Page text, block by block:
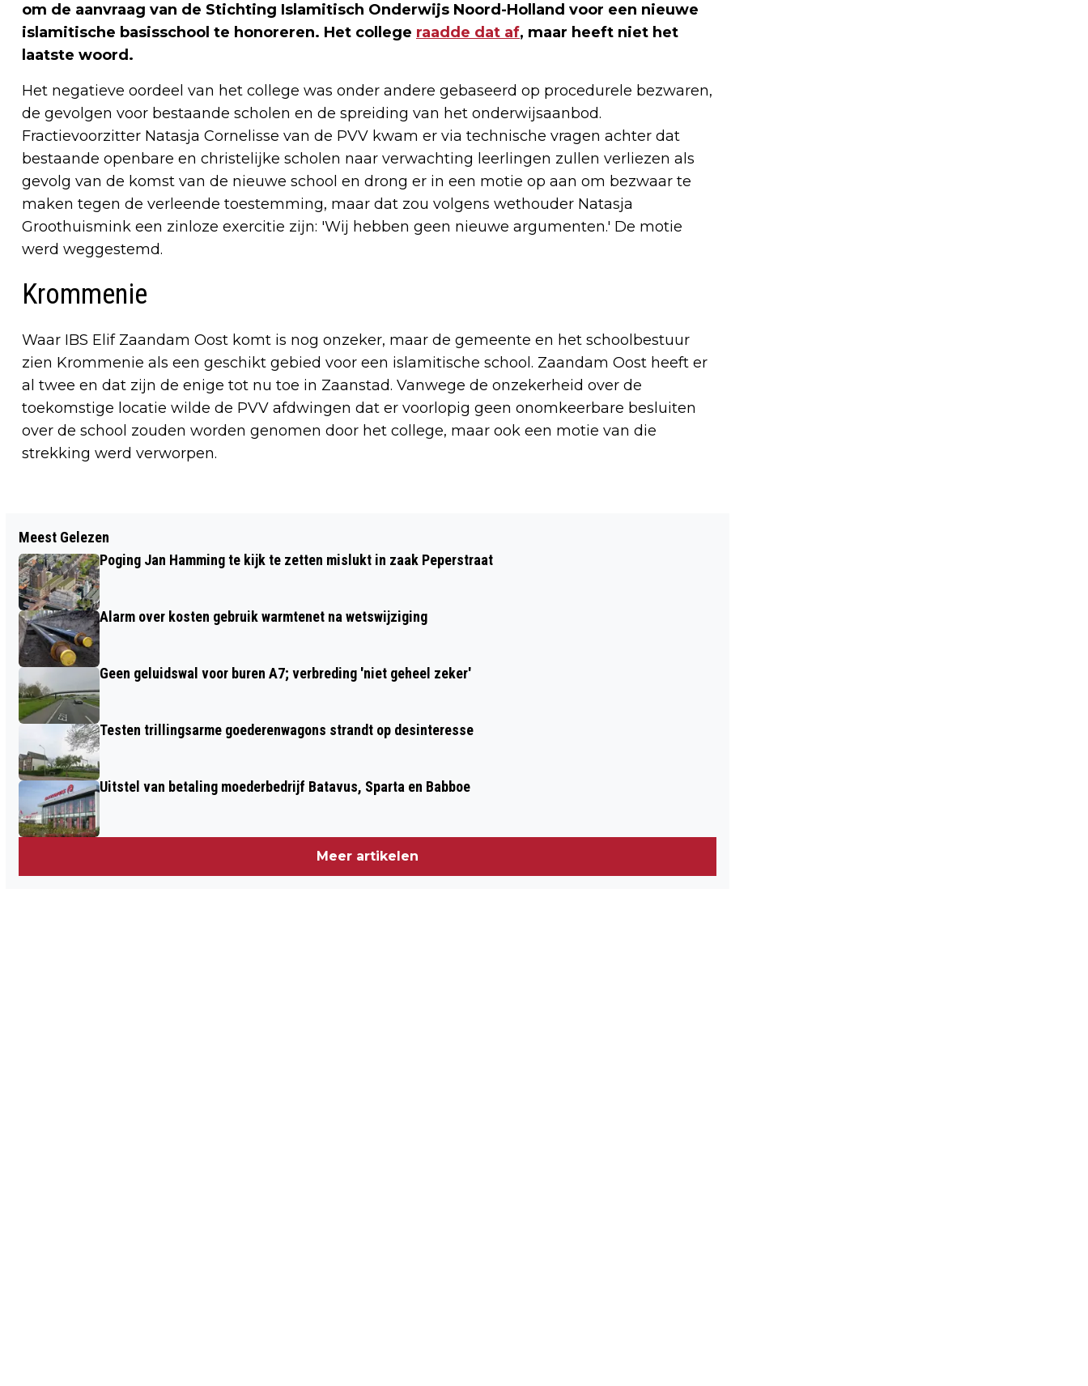
om de aanvraag van de Stichting Islamitisch Onderwijs Noord-Holland voor een nieuwe
islamitische basisschool te honoreren. Het college raadde dat af, maar heeft niet het
laatste woord.
Het negatieve oordeel van het college was onder andere gebaseerd op procedurele bezwaren,
de gevolgen voor bestaande scholen en de spreiding van het onderwijsaanbod.
Fractievoorzitter Natasja Cornelisse van de PVV kwam er via technische vragen achter dat
bestaande openbare en christelijke scholen naar verwachting leerlingen zullen verliezen als
gevolg van de komst van de nieuwe school en drong er in een motie op aan om bezwaar te
maken tegen de verleende toestemming, maar dat zou volgens wethouder Natasja
Groothuismink een zinloze exercitie zijn: 'Wij hebben geen nieuwe argumenten.' De motie
werd weggestemd.
Krommenie
Waar IBS Elif Zaandam Oost komt is nog onzeker, maar de gemeente en het schoolbestuur
zien Krommenie als een geschikt gebied voor een islamitische school. Zaandam Oost heeft er
al twee en dat zijn de enige tot nu toe in Zaanstad. Vanwege de onzekerheid over de
toekomstige locatie wilde de PVV afdwingen dat er voorlopig geen onomkeerbare besluiten
over de school zouden worden genomen door het college, maar ook een motie van die
strekking werd verworpen.
RUIM 700 HANDTEKENINGEN VOOR
BEHOUD INLOOPVOORZIENING
DAKLOZEN
INCLUSIE MENSEN MET EEN BEPERKING
Meest Gelezen
Poging Jan Hamming te kijk te zetten mislukt in zaak Peperstraat
Alarm over kosten gebruik warmtenet na wetswijziging
Geen geluidswal voor buren A7; verbreding 'niet geheel zeker'
Testen trillingsarme goederenwagons strandt op desinteresse
Uitstel van betaling moederbedrijf Batavus, Sparta en Babboe
Meer artikelen